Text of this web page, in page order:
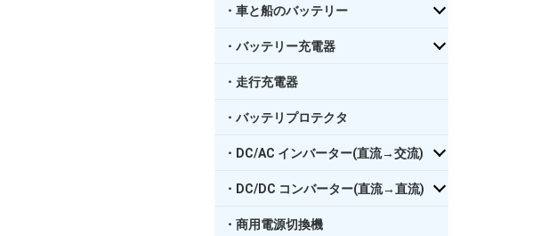
・車と船のバッテリー
・バッテリー充電器
・走行充電器
・バッテリプロテクタ
・DC/AC インバーター(直流→交流)
・DC/DC コンバーター(直流→直流)
・商用電源切換機